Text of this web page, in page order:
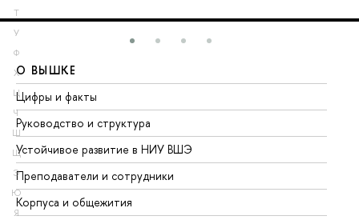
Т
У
Ф
Х
Ц
Ч
Ш
Щ
Э
Ю
Я
О ВЫШКЕ
Цифры и факты
Руководство и структура
Устойчивое развитие в НИУ ВШЭ
Преподаватели и сотрудники
Корпуса и общежития